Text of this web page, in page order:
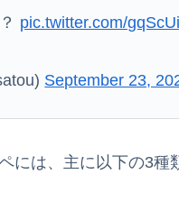
pic.twitter.com/
September 23,
には、主に以下の3種